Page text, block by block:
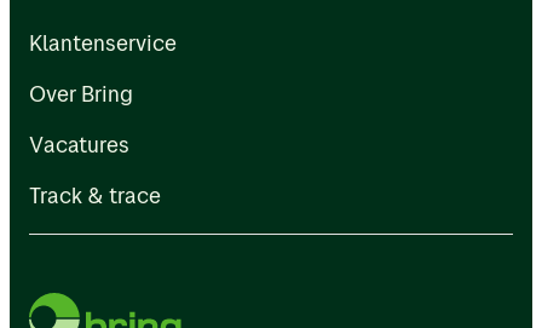
Klantenservice
Over Bring
Vacatures
Track & trace